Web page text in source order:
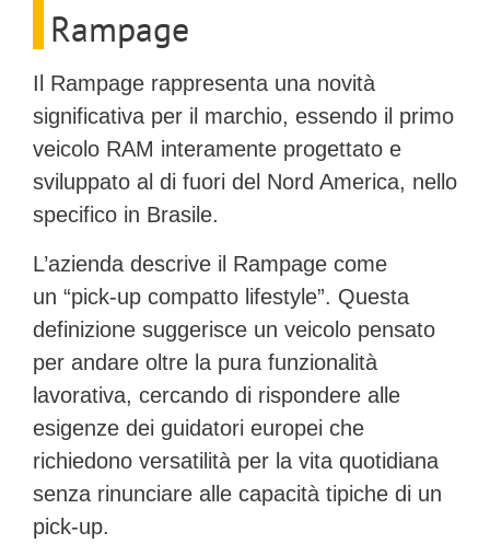
Rampage
Il Rampage rappresenta una novità
significativa per il marchio, essendo il primo
veicolo RAM interamente progettato e
sviluppato al di fuori del Nord America, nello
specifico in Brasile.
L’azienda descrive il Rampage come
un “pick-up compatto lifestyle”. Questa
definizione suggerisce un veicolo pensato
per andare oltre la pura funzionalità
lavorativa, cercando di rispondere alle
esigenze dei guidatori europei che
richiedono versatilità per la vita quotidiana
senza rinunciare alle capacità tipiche di un
pick-up.